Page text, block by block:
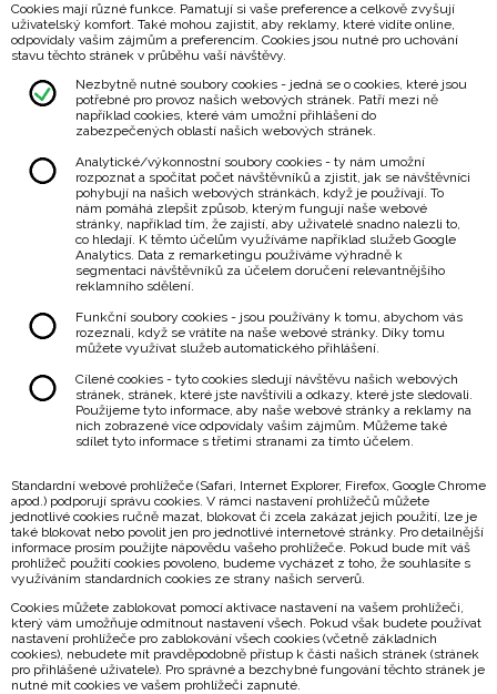
Cookies mají různé funkce. Pamatují si vaše preference a celkově zvyšují
uživatelský komfort. Také mohou zajistit, aby reklamy, které vidíte online,
odpovídaly vašim zájmům a preferencím. Cookies jsou nutné pro uchování
stavu těchto stránek v průběhu vaší návštěvy.
Nezbytně nutné soubory cookies - jedná se o cookies, které jsou
potřebné pro provoz našich webových stránek. Patří mezi ně
například cookies, které vám umožní přihlášení do
zabezpečených oblastí našich webových stránek.
Analytické/výkonnostní soubory cookies - ty nám umožní
rozpoznat a spočítat počet návštěvníků a zjistit, jak se návštěvníci
pohybují na našich webových stránkách, když je používají. To
nám pomáhá zlepšit způsob, kterým fungují naše webové
stránky, například tím, že zajistí, aby uživatelé snadno nalezli to,
co hledají. K těmto účelům využíváme například služeb Google
Analytics. Data z remarketingu používáme výhradně k
segmentaci návštěvníků za účelem doručení relevantnějšího
reklamního sdělení.
Funkční soubory cookies - jsou používány k tomu, abychom vás
rozeznali, když se vrátíte na naše webové stránky. Díky tomu
můžete využívat služeb automatického přihlášení.
Cílené cookies - tyto cookies sledují návštěvu našich webových
stránek, stránek, které jste navštívili a odkazy, které jste sledovali.
Použijeme tyto informace, aby naše webové stránky a reklamy na
nich zobrazené více odpovídaly vašim zájmům. Můžeme také
sdílet tyto informace s třetími stranami za tímto účelem.
Standardní webové prohlížeče (Safari, Internet Explorer, Firefox, Google Chrome
apod.) podporují správu cookies. V rámci nastavení prohlížečů můžete
jednotlivé cookies ručně mazat, blokovat či zcela zakázat jejich použití, lze je
také blokovat nebo povolit jen pro jednotlivé internetové stránky. Pro detailnější
informace prosím použijte nápovědu vašeho prohlížeče. Pokud bude mít váš
prohlížeč použití cookies povoleno, budeme vycházet z toho, že souhlasíte s
využíváním standardních cookies ze strany našich serverů.
Cookies můžete zablokovat pomocí aktivace nastavení na vašem prohlížeči,
který vám umožňuje odmítnout nastavení všech. Pokud však budete používat
nastavení prohlížeče pro zablokování všech cookies (včetně základních
cookies), nebudete mít pravděpodobně přístup k části našich stránek (stránek
pro přihlášené uživatele). Pro správné a bezchybné fungování těchto stránek je
nutné mít cookies ve vašem prohlížeči zapnuté.